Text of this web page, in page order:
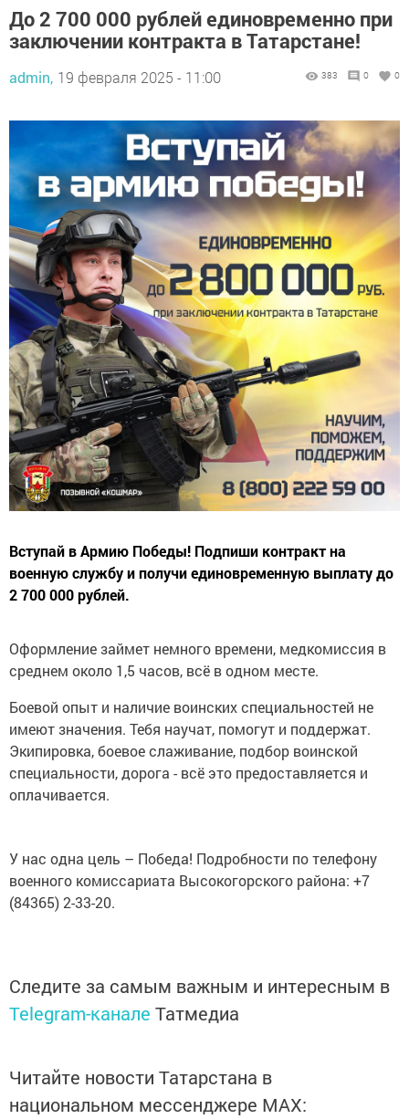
До 2 700 000 рублей единовременно при
заключении контракта в Татарстане!
admin, 19 февраля 2025 - 11:00 383 0 0
Вступай в Армию Победы! Подпиши контракт на
военную службу и получи единовременную выплату до
2 700 000 рублей.
Оформление займет немного времени, медкомиссия в
среднем около 1,5 часов, всё в одном месте.
Боевой опыт и наличие воинских специальностей не
имеют значения. Тебя научат, помогут и поддержат.
Экипировка, боевое слаживание, подбор воинской
специальности, дорога - всё это предоставляется и
оплачивается.
У нас одна цель – Победа! Подробности по телефону
военного комиссариата Высокогорского района: +7
(84365) 2-33-20.
Следите за самым важным и интересным в
Telegram-канале Татмедиа
Читайте новости Татарстана в
национальном мессенджере MАХ: